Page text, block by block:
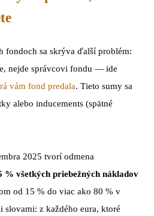
fondoch sa skrýva ďalší problém:
nejde správcovi fondu — ide
vám fond predala. Tieto sumy sa
alebo inducements (spätné
2025 tvorí odmena
% všetkých priebežných nákladov
od 15 % do viac ako 80 % v
z každého eura, ktoré